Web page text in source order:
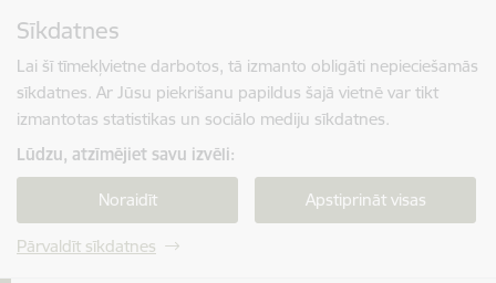
Sīkdatnes
Lai šī tīmekļvietne darbotos, tā izmanto obligāti nepieciešamās
sīkdatnes. Ar Jūsu piekrišanu papildus šajā vietnē var tikt
izmantotas statistikas un sociālo mediju sīkdatnes.
Lūdzu, atzīmējiet savu izvēli:
Noraidīt Apstiprināt visas
Pārvaldīt sīkdatnes